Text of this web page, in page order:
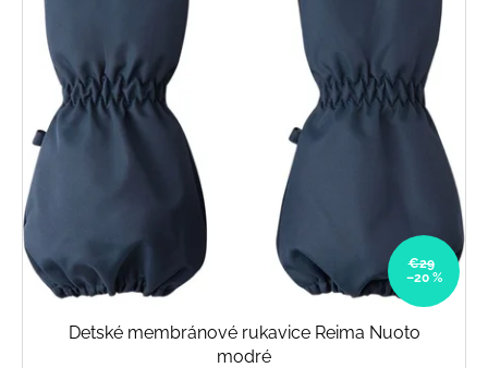
€29
–20 %
Detské membránové rukavice Reima Nuoto
modré